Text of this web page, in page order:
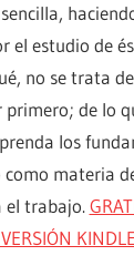
el estudio de
no se trata
de lo
los
materia
el trabajo.